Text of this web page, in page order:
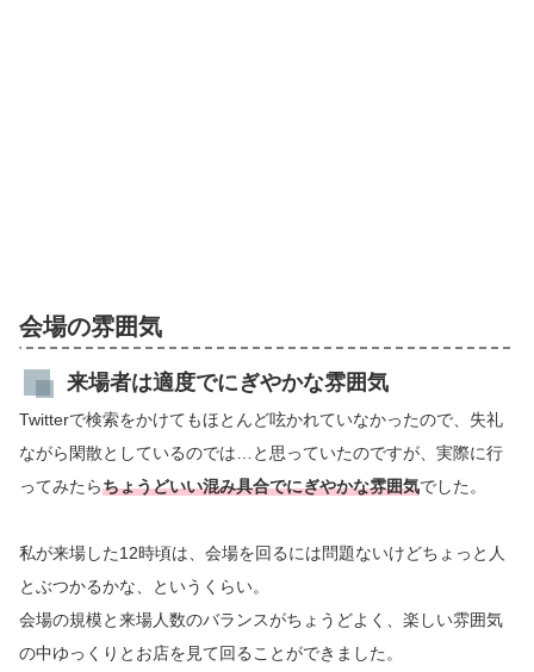
会場の雰囲気
来場者は適度でにぎやかな雰囲気
Twitterで検索をかけてもほとんど呟かれていなかったので、失礼
ながら閑散としているのでは…と思っていたのですが、実際に行
ってみたらちょうどいい混み具合でにぎやかな雰囲気でした。
私が来場した12時頃は、会場を回るには問題ないけどちょっと人
とぶつかるかな、というくらい。
会場の規模と来場人数のバランスがちょうどよく、楽しい雰囲気
の中ゆっくりとお店を見て回ることができました。